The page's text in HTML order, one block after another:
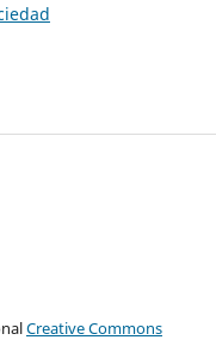
Creative Commons